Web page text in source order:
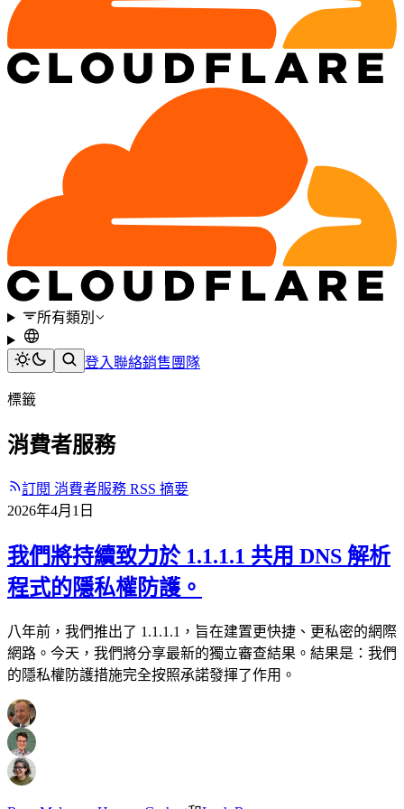
所有類別
登入聯絡銷售團隊
標籤
消費者服務
訂閱 消費者服務 RSS 摘要
2026年4月1日
我們將持續致力於 1.1.1.1 共用 DNS 解析
程式的隱私權防護。
八年前，我們推出了 1.1.1.1，旨在建置更快捷、更私密的網際
網路。今天，我們將分享最新的獨立審查結果。結果是：我們
的隱私權防護措施完全按照承諾發揮了作用。